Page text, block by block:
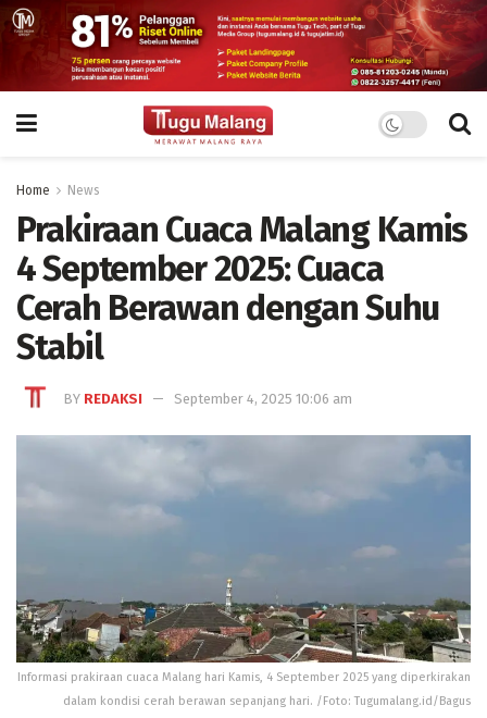
Home News
Prakiraan Cuaca Malang Kamis
4 September 2025: Cuaca
Cerah Berawan dengan Suhu
Stabil
BY REDAKSI September 4, 2025 10:06 am
Informasi prakiraan cuaca Malang hari Kamis, 4 September 2025 yang diperkirakan
dalam kondisi cerah berawan sepanjang hari. /Foto: Tugumalang.id/Bagus